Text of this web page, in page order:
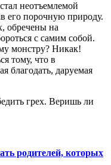
неотъемлемой
его порочную природу.
обречены на
с самим собой.
монстру? Никак!
тому, что в
благодать, даруемая
грех. Веришь ли
родителей, которых